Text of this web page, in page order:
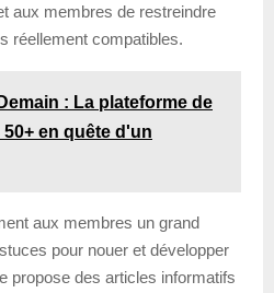
aux membres de restreindre
réellement compatibles.
: La plateforme de
en quête d'un
aux membres un grand
pour nouer et développer
propose des articles informatifs